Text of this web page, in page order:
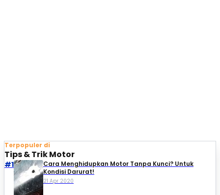
Terpopuler di
Tips & Trik Motor
#1
Cara Menghidupkan Motor Tanpa Kunci? Untuk
Kondisi Darurat!
21 Apr 2020